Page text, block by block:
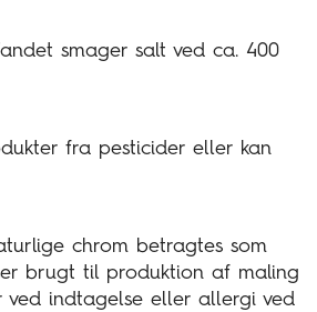
smager salt ved ca. 400
fra pesticider eller kan
chrom betragtes som
brugt til produktion af maling
indtagelse eller allergi ved